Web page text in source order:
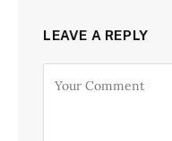
LEAVE A REPLY